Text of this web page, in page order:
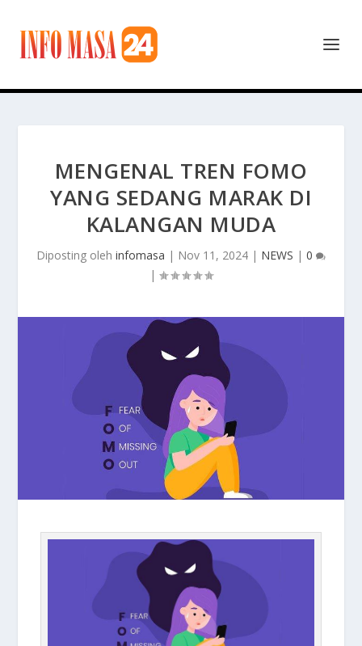
MENGENAL TREN FOMO
YANG SEDANG MARAK DI
KALANGAN MUDA
Diposting oleh infomasa | Nov 11, 2024 | NEWS | 0
|